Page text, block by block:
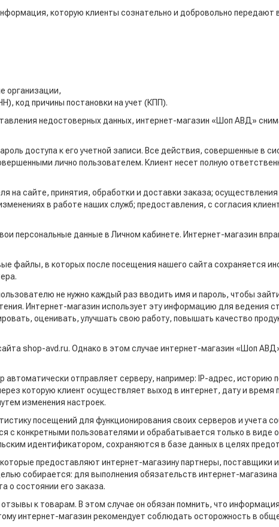
которую клиенты сознательно и добровольно передают
организации,
код причины постановки на учет (КПП).
недостоверных данных, интернет-магазин «Шоп АВД»
доступа к его учетной записи. Все действия, совершенные в
лично пользователем. Клиент несет полную
на сайте, принятия, обработки и доставки заказа;
в работе наших служб; предоставления, с согласия
персональные данные в Личном кабинете. Интернет-магазин
файлы, в которых после посещения нашего сайта сохраняется
не нужно каждый раз вводить имя и пароль, чтобы
Интернет-магазин использует эту информацию для ведения
оценивать, улучшать свою работу, повышать качество
shop-avd.ru. Однако в этом случае интернет-магазин «Шоп
автоматически отправляет серверу, например: IP-адрес, историю
которую клиент осуществляет выход в интернет, дату и
изменения настроек.
посещений для функционирования своих серверов и учета
с конкретными пользователями и обрабатывается только в виде
идентификатором, сохраняются в базе данных в целях
предоставляют интернет-магазину партнеры, поставщики
собирается: для выполнения обязательств интернет-
о состоянии его заказа.
к товарам. В этом случае он обязан помнить, что
интернет-магазин рекомендует соблюдать осторожность в